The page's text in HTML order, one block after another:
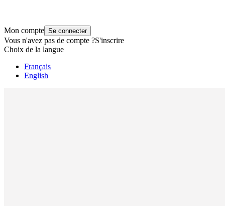
Mon compte Se connecter
Vous n'avez pas de compte ?S'inscrire
Choix de la langue
Français
English